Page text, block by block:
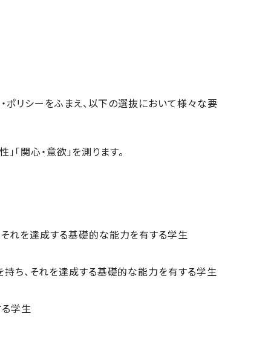
リシーをふまえ、以下の選抜において様々な要
「関心・意欲」を測ります。
れを達成する基礎的な能力を有する学生
ち、それを達成する基礎的な能力を有する学生
学生